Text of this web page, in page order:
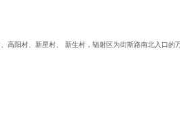
高阳村、新星村、 新生村，辐射区为街斯路南北入口的